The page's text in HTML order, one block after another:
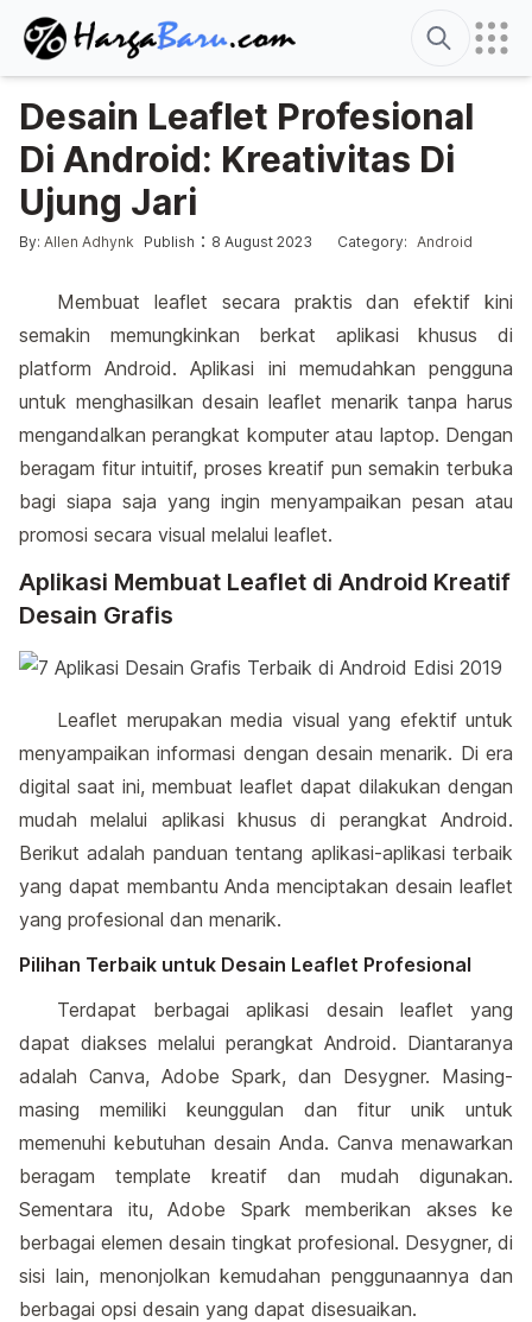
Search
Desain Leaflet Profesional
Di Android: Kreativitas Di
Ujung Jari
Posted by
By: Allen Adhynk Publish : 8 August 2023 :
Posted in
Category: Android
Membuat leaflet secara praktis dan efektif kini
semakin memungkinkan berkat aplikasi khusus di
platform Android. Aplikasi ini memudahkan pengguna
untuk menghasilkan desain leaflet menarik tanpa harus
mengandalkan perangkat komputer atau laptop. Dengan
beragam fitur intuitif, proses kreatif pun semakin terbuka
bagi siapa saja yang ingin menyampaikan pesan atau
promosi secara visual melalui leaflet.
Aplikasi Membuat Leaflet di Android Kreatif
Desain Grafis
Leaflet merupakan media visual yang efektif untuk
menyampaikan informasi dengan desain menarik. Di era
digital saat ini, membuat leaflet dapat dilakukan dengan
mudah melalui aplikasi khusus di perangkat Android.
Berikut adalah panduan tentang aplikasi-aplikasi terbaik
yang dapat membantu Anda menciptakan desain leaflet
yang profesional dan menarik.
Pilihan Terbaik untuk Desain Leaflet Profesional
Terdapat berbagai aplikasi desain leaflet yang
dapat diakses melalui perangkat Android. Diantaranya
adalah Canva, Adobe Spark, dan Desygner. Masing-
masing memiliki keunggulan dan fitur unik untuk
memenuhi kebutuhan desain Anda. Canva menawarkan
beragam template kreatif dan mudah digunakan.
Sementara itu, Adobe Spark memberikan akses ke
berbagai elemen desain tingkat profesional. Desygner, di
sisi lain, menonjolkan kemudahan penggunaannya dan
berbagai opsi desain yang dapat disesuaikan.